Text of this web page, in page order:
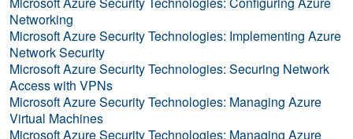
Networking
Microsoft Azure Security Technologies: Implementing Azure
Network Security
Microsoft Azure Security Technologies: Securing Network
Access with VPNs
Microsoft Azure Security Technologies: Managing Azure
Virtual Machines
Microsoft Azure Security Technologies: Managing Azure